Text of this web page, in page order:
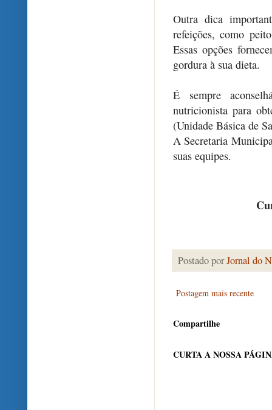
Outra dica
refeições, como
Essas opções
gordura à sua dieta.
É sempre
nutricionista para
(Unidade Básica de
A Secretaria
suas equipes.
Postado porJornal do
Postagem mais recente
Compartilhe
CURTA A NOSSA